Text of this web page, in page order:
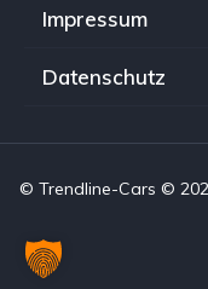
Impressum
Datenschutz
© Trendline-Cars ©